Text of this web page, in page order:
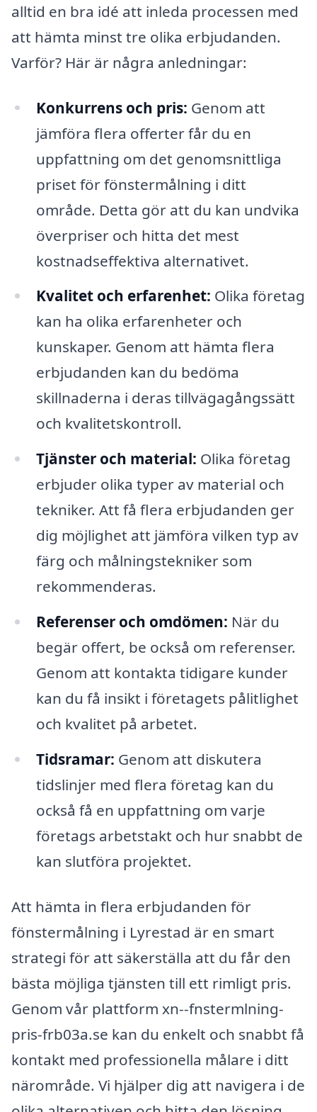
alltid en bra idé att inleda processen med
att hämta minst tre olika erbjudanden.
Varför? Här är några anledningar:
Konkurrens och pris: Genom att
jämföra flera offerter får du en
uppfattning om det genomsnittliga
priset för fönstermålning i ditt
område. Detta gör att du kan undvika
överpriser och hitta det mest
kostnadseffektiva alternativet.
Kvalitet och erfarenhet: Olika företag
kan ha olika erfarenheter och
kunskaper. Genom att hämta flera
erbjudanden kan du bedöma
skillnaderna i deras tillvägagångssätt
och kvalitetskontroll.
Tjänster och material: Olika företag
erbjuder olika typer av material och
tekniker. Att få flera erbjudanden ger
dig möjlighet att jämföra vilken typ av
färg och målningstekniker som
rekommenderas.
Referenser och omdömen: När du
begär offert, be också om referenser.
Genom att kontakta tidigare kunder
kan du få insikt i företagets pålitlighet
och kvalitet på arbetet.
Tidsramar: Genom att diskutera
tidslinjer med flera företag kan du
också få en uppfattning om varje
företags arbetstakt och hur snabbt de
kan slutföra projektet.
Att hämta in flera erbjudanden för
fönstermålning i Lyrestad är en smart
strategi för att säkerställa att du får den
bästa möjliga tjänsten till ett rimligt pris.
Genom vår plattform xn--fnstermlning-
pris-frb03a.se kan du enkelt och snabbt få
kontakt med professionella målare i ditt
närområde. Vi hjälper dig att navigera i de